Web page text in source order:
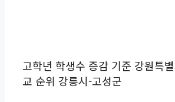
고학년 학생수 증감 기준 강원특
교 순위 강릉시-고성군